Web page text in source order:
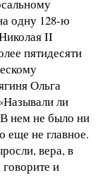
одну 128-ю
II
пятидесяти
Ольга
ли
нем не было ни
еще не главное.
вера, в
и